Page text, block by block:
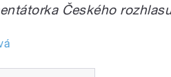
Českého